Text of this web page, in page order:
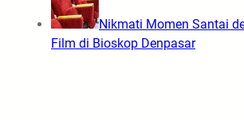
Nikmati Momen Santai
Film di Bioskop Denpasar